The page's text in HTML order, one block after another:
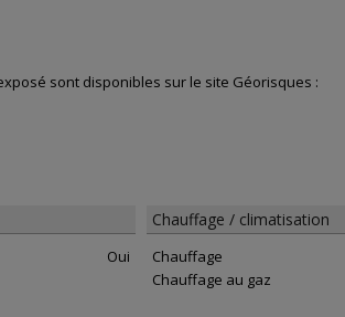
sont disponibles sur le site Géorisques :
Oui
Chauffage / climatisation
Chauffage
Chauffage au gaz